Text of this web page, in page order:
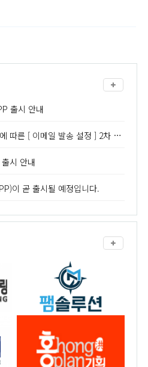
출시 안내
설정 ] 2차 인증 - 어플리케이션 비밀번호 발급 방법 안내
시 안내
이 곧 출시될 예정입니다.